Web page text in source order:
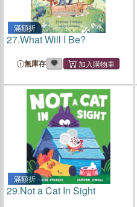
滿額折
27.What Will I Be?
無庫存
滿額折
29.Not a Cat In Sight